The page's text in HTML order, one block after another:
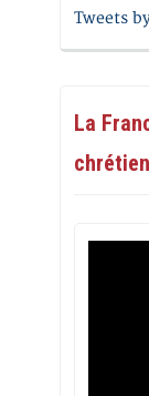
Tweets
La